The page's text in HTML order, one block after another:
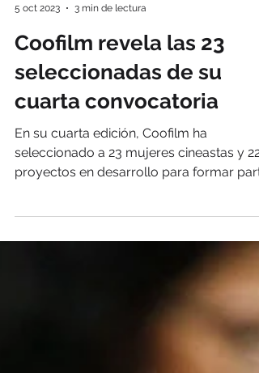
5 oct 2023
3 min de lectura
Coofilm revela las 23
seleccionadas de su
cuarta convocatoria
En su cuarta edición, Coofilm ha
seleccionado a 23 mujeres cineastas y 22
de su programa de...